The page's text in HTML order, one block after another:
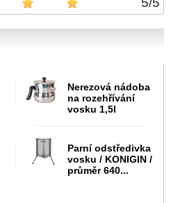
Nerezová nádoba
na rozehřívání
vosku 1,5l
Parní odstředivka
vosku / KONIGIN /
průměr 640...